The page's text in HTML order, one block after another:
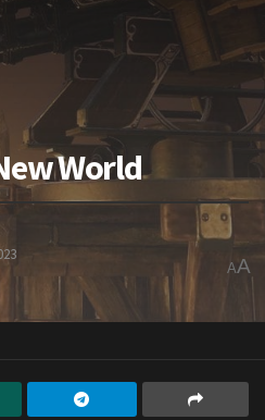
World
AA